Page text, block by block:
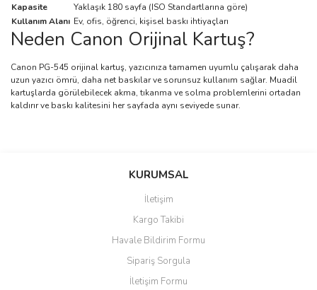
Kapasite
Yaklaşık 180 sayfa (ISO Standartlarına göre)
Kullanım Alanı Ev, ofis, öğrenci, kişisel baskı ihtiyaçları
Neden Canon Orijinal Kartuş?
Canon PG-545 orijinal kartuş, yazıcınıza tamamen uyumlu çalışarak daha
uzun yazıcı ömrü, daha net baskılar ve sorunsuz kullanım sağlar. Muadil
kartuşlarda görülebilecek akma, tıkanma ve solma problemlerini ortadan
kaldırır ve baskı kalitesini her sayfada aynı seviyede sunar.
Bu ürüne ilk yorumu siz yapın!
Ürün resmi kalitesiz, bozuk veya görüntülenemiyor.
Ürün açıklamasında eksik bilgiler bulunuyor.
Ürün bilgilerinde hatalar bulunuyor.
Ürün fiyatı diğer sitelerden daha pahalı.
KURUMSAL
İletişim
Kargo Takibi
Havale Bildirim Formu
Sipariş Sorgula
İletişim Formu